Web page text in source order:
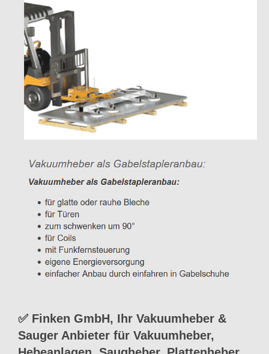
✅ Finken GmbH, Ihr Vakuumheber &
Sauger Anbieter für Vakuumheber,